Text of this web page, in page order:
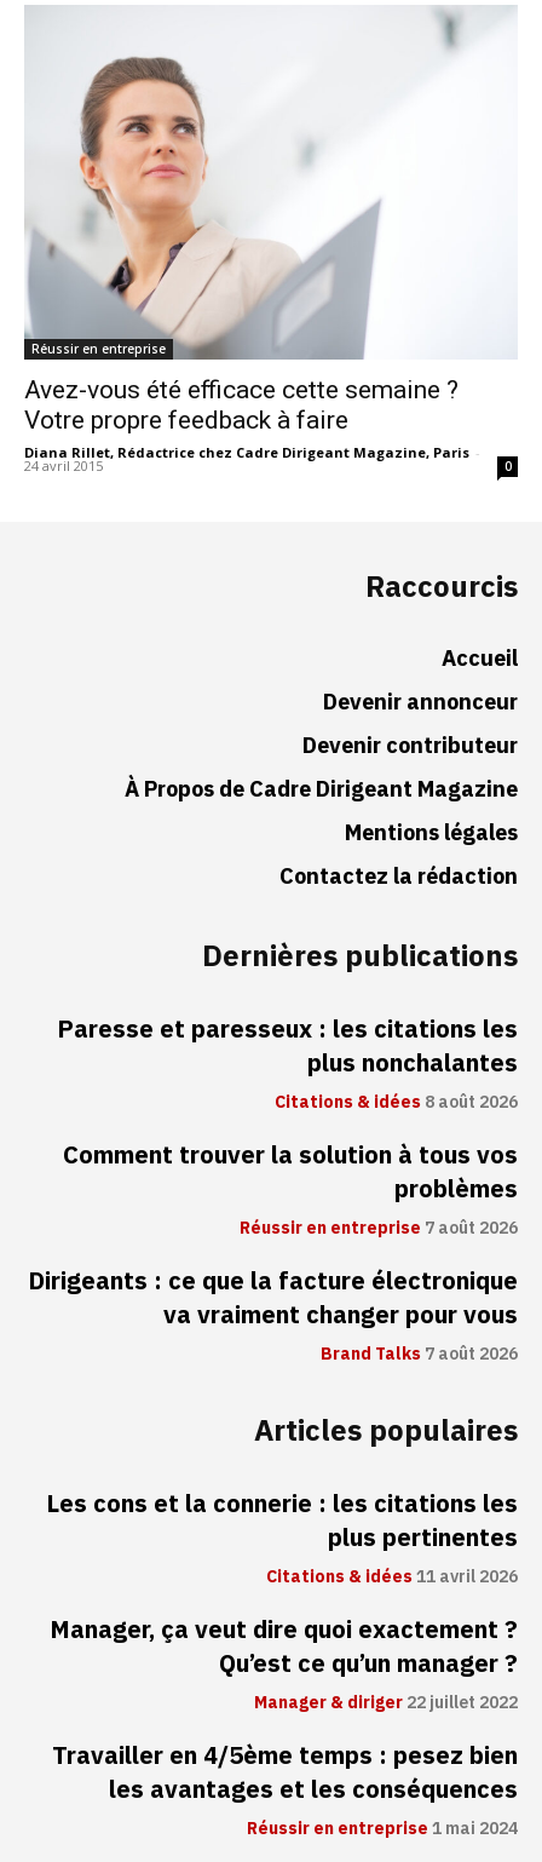
Réussir en entreprise
Avez-vous été efficace cette semaine ?
Votre propre feedback à faire
Diana Rillet, Rédactrice chez Cadre Dirigeant Magazine, Paris -
24 avril 2015 0
Raccourcis
Accueil
Devenir annonceur
Devenir contributeur
À Propos de Cadre Dirigeant Magazine
Mentions légales
Contactez la rédaction
Dernières publications
Paresse et paresseux : les citations les
plus nonchalantes
Citations & idées8 août 2026
Comment trouver la solution à tous vos
problèmes
Réussir en entreprise 7 août 2026
Dirigeants : ce que la facture électronique
va vraiment changer pour vous
Brand Talks7 août 2026
Articles populaires
Les cons et la connerie : les citations les
plus pertinentes
Citations & idées11 avril 2026
Manager, ça veut dire quoi exactement ?
Qu’est ce qu’un manager ?
Manager & diriger22 juillet 2022
Travailler en 4/5ème temps : pesez bien
les avantages et les conséquences
Réussir en entreprise1 mai 2024